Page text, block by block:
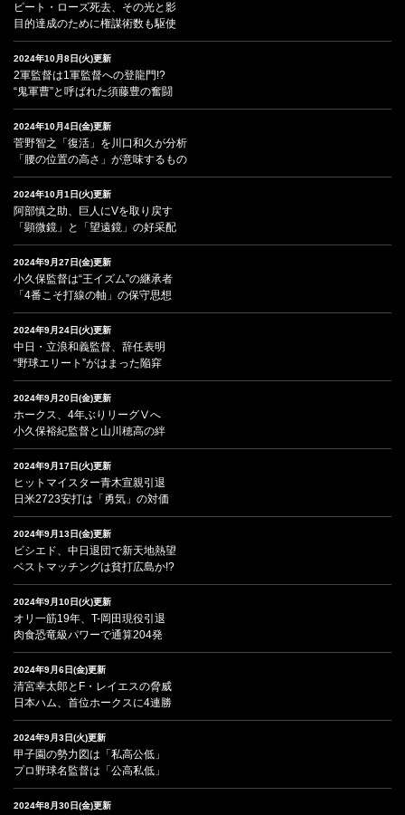
ピート・ローズ死去、その光と影
目的達成のために権謀術数も駆使
2024年10月8日(火)更新
2軍監督は1軍監督への登龍門!?
“鬼軍曹”と呼ばれた須藤豊の奮闘
2024年10月4日(金)更新
菅野智之「復活」を川口和久が分析
「腰の位置の高さ」が意味するもの
2024年10月1日(火)更新
阿部慎之助、巨人にVを取り戻す
「顕微鏡」と「望遠鏡」の好采配
2024年9月27日(金)更新
小久保監督は“王イズム”の継承者
「4番こそ打線の軸」の保守思想
2024年9月24日(火)更新
中日・立浪和義監督、辞任表明
“野球エリート”がはまった陥穽
2024年9月20日(金)更新
ホークス、4年ぶりリーグⅤへ
小久保裕紀監督と山川穂高の絆
2024年9月17日(火)更新
ヒットマイスター青木宣親引退
日米2723安打は「勇気」の対価
2024年9月13日(金)更新
ビシエド、中日退団で新天地熱望
ベストマッチングは貧打広島か!?
2024年9月10日(火)更新
オリ一筋19年、T-岡田現役引退
肉食恐竜級パワーで通算204発
2024年9月6日(金)更新
清宮幸太郎とF・レイエスの脅威
日本ハム、首位ホークスに4連勝
2024年9月3日(火)更新
甲子園の勢力図は「私高公低」
プロ野球名監督は「公高私低」
2024年8月30日(金)更新